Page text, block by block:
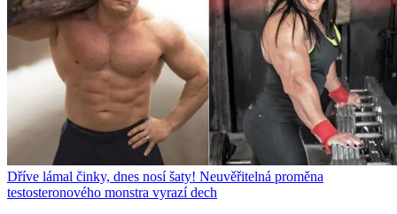
Dříve lámal činky, dnes nosí šaty! Neuvěřitelná proměna
testosteronového monstra vyrazí dech